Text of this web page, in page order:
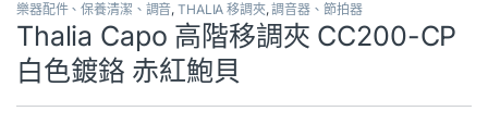
樂器配件、保養清潔、調音,THALIA 移調夾,調音器、節拍器
Thalia Capo 高階移調夾 CC200-CP
白色鍍鉻 赤紅鮑貝